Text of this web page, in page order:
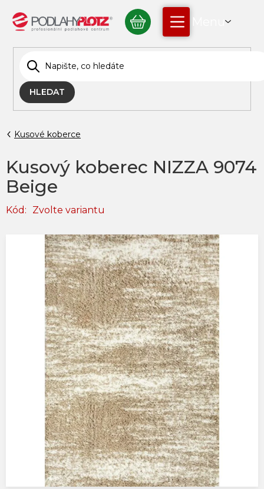
obsah
HLEDAT
NÁKUPNÍ
KOŠÍK
Kusové koberce
Kusový koberec NIZZA 9074
Beige
Kód: Zvolte variantu